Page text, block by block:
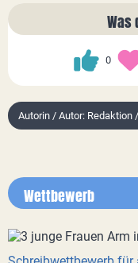
Was
0
Autorin / Autor: Redaktion
Wettbewerb